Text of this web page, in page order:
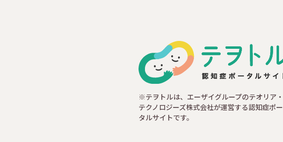
※テヲトルは、エーザイグループのテオリア・
テクノロジーズ株式会社が運営する認知症ポー
タルサイトです。